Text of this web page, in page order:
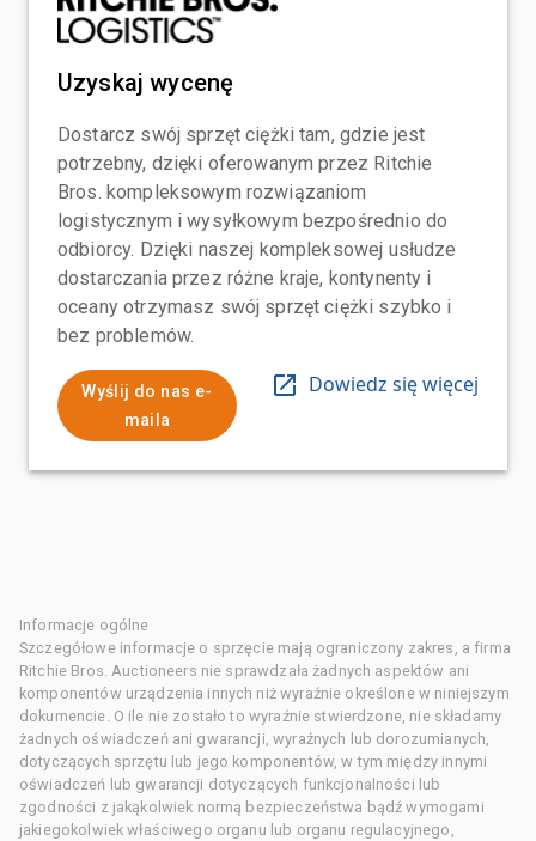
Uzyskaj wycenę
Dostarcz swój sprzęt ciężki tam, gdzie jest
potrzebny, dzięki oferowanym przez Ritchie
Bros. kompleksowym rozwiązaniom
logistycznym i wysyłkowym bezpośrednio do
odbiorcy. Dzięki naszej kompleksowej usłudze
dostarczania przez różne kraje, kontynenty i
oceany otrzymasz swój sprzęt ciężki szybko i
bez problemów.
Wyślij do nas e-
maila
Dowiedz się więcej
Informacje ogólne
Szczegółowe informacje o sprzęcie mają ograniczony zakres, a firma
Ritchie Bros. Auctioneers nie sprawdzała żadnych aspektów ani
komponentów urządzenia innych niż wyraźnie określone w niniejszym
dokumencie. O ile nie zostało to wyraźnie stwierdzone, nie składamy
żadnych oświadczeń ani gwarancji, wyraźnych lub dorozumianych,
dotyczących sprzętu lub jego komponentów, w tym między innymi
oświadczeń lub gwarancji dotyczących funkcjonalności lub
zgodności z jakąkolwiek normą bezpieczeństwa bądź wymogami
jakiegokolwiek właściwego organu lub organu regulacyjnego,